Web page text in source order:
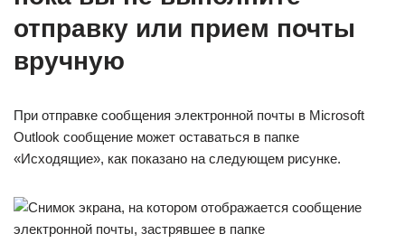
отправку или прием почты
вручную
При отправке сообщения электронной почты в Microsoft
Outlook сообщение может оставаться в папке
«Исходящие», как показано на следующем рисунке.